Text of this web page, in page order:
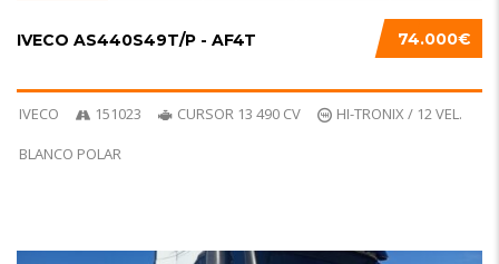
74.000€
IVECO AS440S49T/P - AF4T
IVECO 151023 CURSOR 13 490 CV
HI-TRONIX / 12 VEL.
BLANCO POLAR